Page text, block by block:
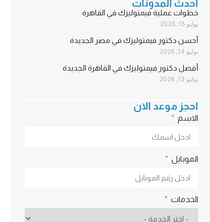
احدث المدونات
خطوات عملية فيمتوليزك في القاهرة
يوليو 15, 2026
أحسن دكتور فيمتوليزك في مصر الجديدة
يوليو 14, 2026
أفضل دكتور فيمتوليزك في القاهرة الجديدة
يوليو 13, 2026
احجز موعد الان
الاسم
الموبايل
الخدمات